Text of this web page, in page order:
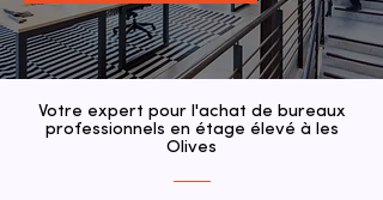
Votre expert pour l'achat de bureaux
professionnels en étage élevé à les
Olives